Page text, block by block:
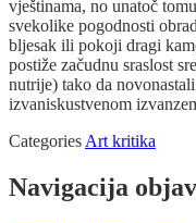
vještinama, no unatoč
svekolike pogodnosti
bljesak ili pokoji dragi
postiže začudnu sraslost
nutrije) tako da
izvaniskustvenom
Categories Art kritika
Navigacija